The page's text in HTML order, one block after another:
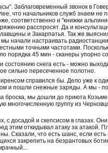
Заблаговременный звонок в
что начальников служб знаем не
соответственно и "книжки
расспросят. Да и
и Закарпатья. Так же
начали настраивать
точными частотами.
порядка 45 мин - сканеры упорно
состоянию снега есть - можно
сильно пересеченное полотно.
справился бы. Дело уже к
и пошли снежные заряды. А мы -
броска, мы дошли до приюта
многочисленную группу из
с досадой и скепсисом в глазах.
этим откидывал атаку за атакой.
Сказали, что есть шанс, если
закрепить на безрантовых